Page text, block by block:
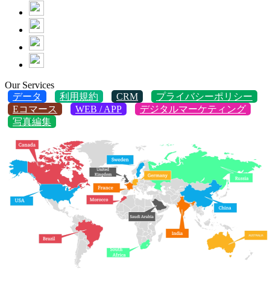
Our Services
データ
利用規約 CRM
プライバシーポリシー
Eコマース
WEB / APP
デジタルマーケティング
写真編集